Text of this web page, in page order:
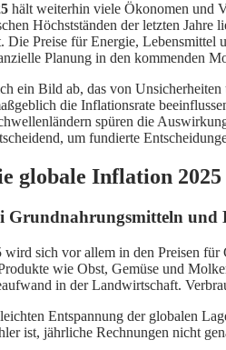
hält weiterhin viele Ökonomen und
Höchstständen der letzten
Die Preise für Energie,
Planung in den kommenden
ein Bild ab, das von
die Inflationsrate
spüren die
um fundierte
globale Inflation
Grundnahrungsmitteln und
sich vor allem in den Preisen für
wie Obst, Gemüse und
in der Landwirtschaft.
Entspannung der globalen
ist, jährliche Rechnungen nicht